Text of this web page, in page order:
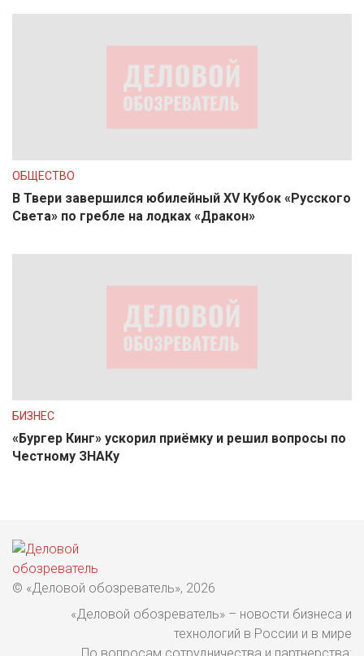
ОБЩЕСТВО
В Твери завершился юбилейный XV Кубок «Русского
Света» по гребле на лодках «Дракон»
БИЗНЕС
«Бургер Кинг» ускорил приёмку и решил вопросы по
Честному ЗНАКу
© «Деловой обозреватель», 2026
«Деловой обозреватель» – новости бизнеса и
технологий в России и в мире